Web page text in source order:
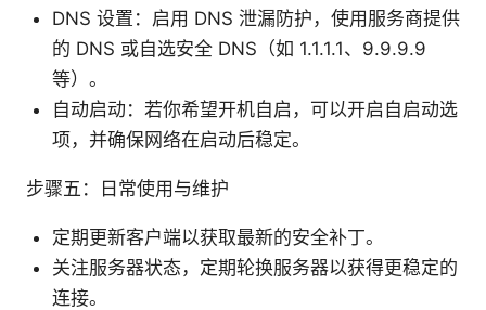
DNS 设置：启用 DNS 泄漏防护，使用服务商提供
的 DNS 或自选安全 DNS（如 1.1.1.1、9.9.9.9
等）。
自动启动：若你希望开机自启，可以开启自启动选
项，并确保网络在启动后稳定。
步骤五：日常使用与维护
定期更新客户端以获取最新的安全补丁。
关注服务器状态，定期轮换服务器以获得更稳定的
连接。